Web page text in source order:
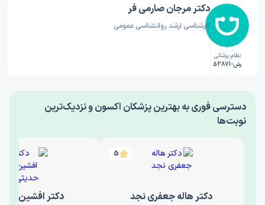
نظام پزشکی
رش-52871
دکتر مرجان صارمی فر
کارشناسی ارشد روانشناسی عمومی
‎دسترسی فوری به بهترین پزشکان اکسون و نزدیک‌ترین
نوبت‌ها
5
دکتر هاله جعفری نجد دکتر افشین